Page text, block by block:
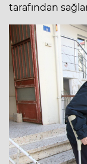
tarafından